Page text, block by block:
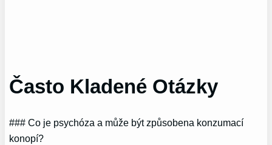
Často Kladené Otázky
### Co je psychóza a může být způsobena konzumací
konopí?